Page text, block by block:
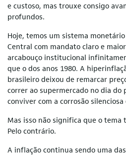
e custoso, mas trouxe consigo
profundos.
Hoje, temos um sistema
Central com mandato claro e
arcabouço institucional
que o dos anos 1980. A
brasileiro deixou de remarcar
correr ao supermercado no dia do
conviver com a corrosão
Mas isso não significa que o
Pelo contrário.
A inflação continua sendo uma